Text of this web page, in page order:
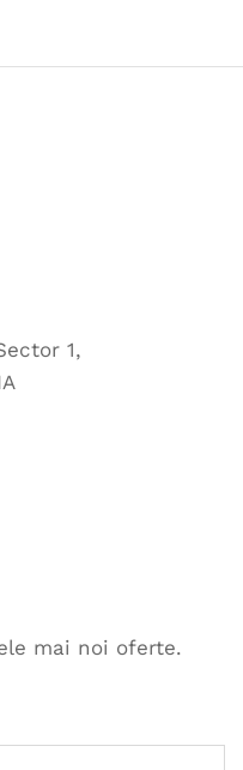
1,
mai noi oferte.